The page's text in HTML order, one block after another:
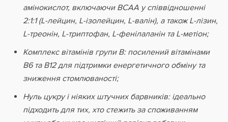
амінокислот, включаючи BCAA у співвідношенні
2:1:1 (L-лейцин, L-ізолейцин, L-валін), а також L-лізин,
L-треонін, L-триптофан, L-фенілаланін та L-метіон;
Комплекс вітамінів групи B: посилений вітамінами
B6 та B12 для підтримки енергетичного обміну та
зниження стомлюваності;
Нуль цукру і ніяких штучних барвників: ідеально
підходить для тих, хто стежить за споживанням